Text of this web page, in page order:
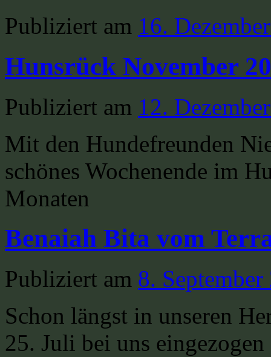
Publiziert am 16.
Hunsrück November
Publiziert am 12.
Mit den Hundefreunden
schönes Wochenende im
Monaten
Benaiah Bita vom
Publiziert am 8. September
Schon längst in unseren
25. Juli bei uns